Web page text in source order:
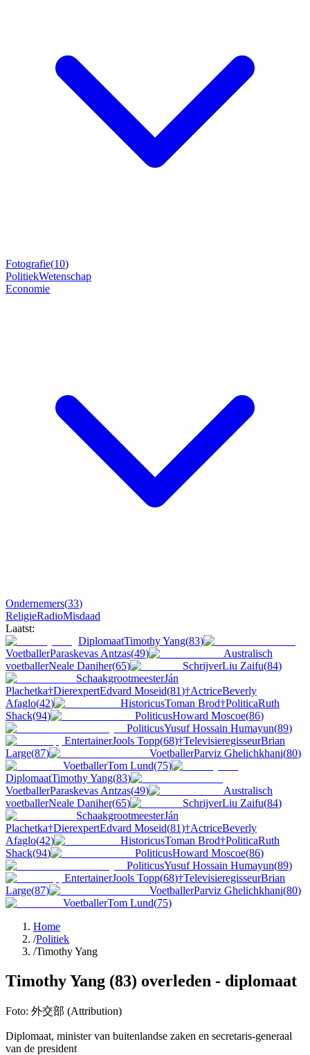
Fotografie(10)
PolitiekWetenschap
Economie
Ondernemers(33)
ReligieRadioMisdaad
Laatst:
DiplomaatTimothy Yang(83)
VoetballerParaskevas Antzas(49)
Australisch
voetballerNeale Daniher(65) SchrijverLiu Zaifu(84)
SchaakgrootmeesterJán
Plachetka†DierexpertEdvard Moseid(81)†ActriceBeverly
Afaglo(42) HistoricusToman Brod†PoliticaRuth
Shack(94) PoliticusHoward Moscoe(86)
PoliticusYusuf Hossain Humayun(89)
EntertainerJools Topp(68)†TelevisieregisseurBrian
Large(87) VoetballerParviz Ghelichkhani(80)
VoetballerTom Lund(75)
DiplomaatTimothy Yang(83)
VoetballerParaskevas Antzas(49)
Australisch
voetballerNeale Daniher(65) SchrijverLiu Zaifu(84)
SchaakgrootmeesterJán
Plachetka†DierexpertEdvard Moseid(81)†ActriceBeverly
Afaglo(42) HistoricusToman Brod†PoliticaRuth
Shack(94) PoliticusHoward Moscoe(86)
PoliticusYusuf Hossain Humayun(89)
EntertainerJools Topp(68)†TelevisieregisseurBrian
Large(87) VoetballerParviz Ghelichkhani(80)
VoetballerTom Lund(75)
Home
/Politiek
/Timothy Yang
Timothy Yang (83) overleden - diplomaat
Foto: 外交部 (Attribution)
Diplomaat, minister van buitenlandse zaken en secretaris-generaal
van de president